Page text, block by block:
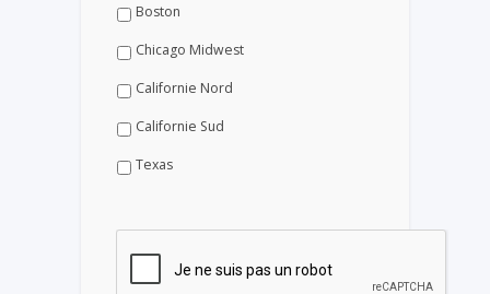
Boston
Chicago Midwest
Californie Nord
Californie Sud
Texas